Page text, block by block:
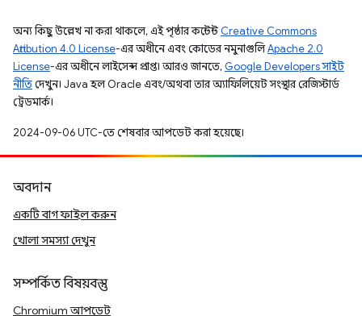
অন্য কিছু উল্লেখ না করা থাকলে, এই পৃষ্ঠার কন্টেন্ট Creative Commons
Attribution 4.0 License-এর অধীনে এবং কোডের নমুনাগুলিApache 2.0
License-এর অধীনে লাইসেন্স প্রাপ্ত। আরও জানতে, Google Developers সাইট
নীতিদেখুন। Java হল Oracle এবং/অথবা তার অ্যাফিলিয়েট সংস্থার রেজিস্টার্ড
ট্রেডমার্ক।
2024-09-06 UTC-তে শেষবার আপডেট করা হয়েছে।
অবদান
একটি বাগ ফাইল করুন
খোলা সমস্যা দেখুন
সম্পর্কিত বিষয়বস্তু
Chromium আপডেট